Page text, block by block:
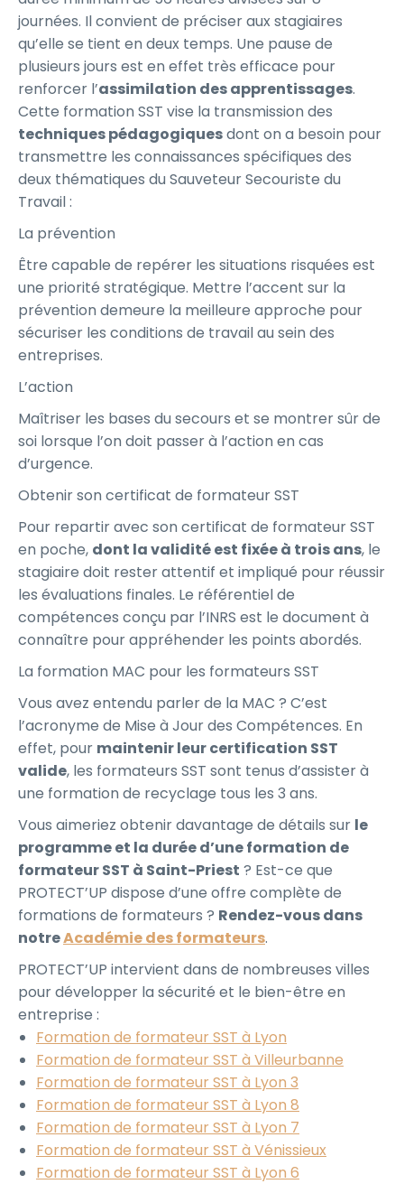
journées. Il convient de préciser aux stagiaires
qu’elle se tient en deux temps. Une pause de
plusieurs jours est en effet très efficace pour
renforcer l’assimilation des apprentissages.
Cette formation SST vise la transmission des
techniques pédagogiquesdont on a besoin pour
transmettre les connaissances spécifiques des
deux thématiques du Sauveteur Secouriste du
Travail :
La prévention
Être capable de repérer les situations risquées est
une priorité stratégique. Mettre l’accent sur la
prévention demeure la meilleure approche pour
sécuriser les conditions de travail au sein des
entreprises.
L’action
Maîtriser les bases du secours et se montrer sûr de
soi lorsque l’on doit passer à l’action en cas
d’urgence.
Obtenir son certificat de formateur SST
Pour repartir avec son certificat de formateur SST
en poche, dont la validité est fixée à trois ans, le
stagiaire doit rester attentif et impliqué pour réussir
les évaluations finales. Le référentiel de
compétences conçu par l’INRS est le document à
connaître pour appréhender les points abordés.
La formation MAC pour les formateurs SST
Vous avez entendu parler de la MAC ? C’est
l’acronyme de Mise à Jour des Compétences. En
effet, pour maintenir leur certification SST
valide, les formateurs SST sont tenus d’assister à
une formation de recyclage tous les 3 ans.
Vous aimeriez obtenir davantage de détails sur le
programme et la durée d’une formation de
formateur SST à Saint-Priest ? Est-ce que
PROTECT’UP dispose d’une offre complète de
formations de formateurs ? Rendez-vous dans
notreAcadémie des formateurs.
PROTECT’UP intervient dans de nombreuses villes
pour développer la sécurité et le bien-être en
entreprise :
Formation de formateur SST à Lyon
Formation de formateur SST à Villeurbanne
Formation de formateur SST à Lyon 3
Formation de formateur SST à Lyon 8
Formation de formateur SST à Lyon 7
Formation de formateur SST à Vénissieux
Formation de formateur SST à Lyon 6